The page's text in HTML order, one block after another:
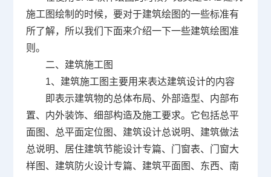
施工图绘制的时候，要对于建筑绘图的一些标准有
所了解，所以我们下面来介绍一下一些建筑绘图准
则。
二、建筑施工图
1、建筑施工图主要用来表达建筑设计的内容
即表示建筑物的总体布局、外部造型、内部布
置、内外装饰、细部构造及施工要求。它包括总平
面图、总平面定位图、建筑设计总说明、建筑做法
总说明、居住建筑节能设计专篇、门窗表、门窗大
样图、建筑防火设计专篇、建筑平面图、东西、南